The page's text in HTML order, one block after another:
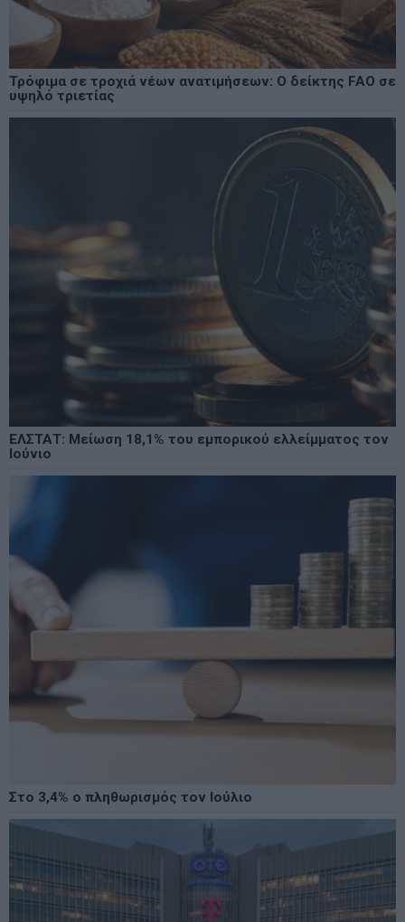
Τρόφιμα σε τροχιά νέων ανατιμήσεων: Ο δείκτης FAO σε
υψηλό τριετίας
ΕΛΣΤΑΤ: Μείωση 18,1% του εμπορικού ελλείμματος τον
Ιούνιο
Στο 3,4% ο πληθωρισμός τον Ιούλιο